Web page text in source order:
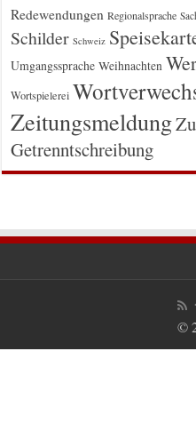
Redewendungen Regionalsprache
Schilder Schweiz
Umgangssprache Weihnachten
Wortspielerei
Zeitungsmeldung
Getrenntschreibung
©